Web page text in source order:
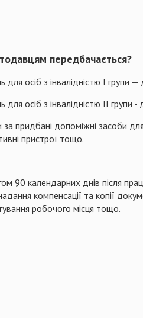
передбачається?
осіб з інвалідністю І групи
осіб з інвалідністю ІІ групи
придбані допоміжні засоби
пристрої тощо.
90 календарних днів після
компенсації та копії
робочого місця тощо.